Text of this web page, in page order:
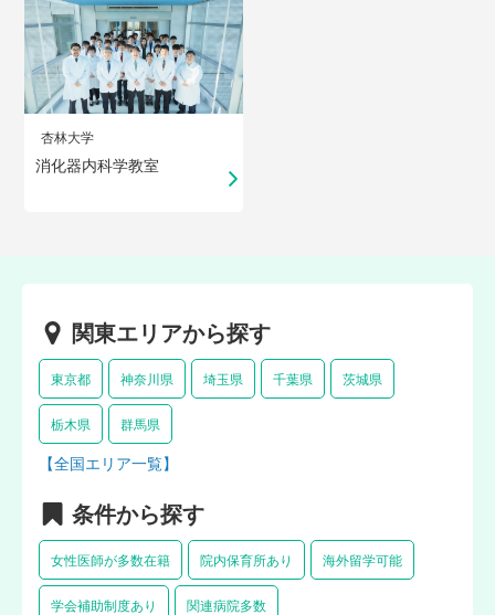
杏林大学
消化器内科学教室
関東エリアから探す
東京都 神奈川県 埼玉県 千葉県 茨城県
栃木県 群馬県
【全国エリア一覧】
条件から探す
女性医師が多数在籍 院内保育所あり 海外留学可能
学会補助制度あり 関連病院多数